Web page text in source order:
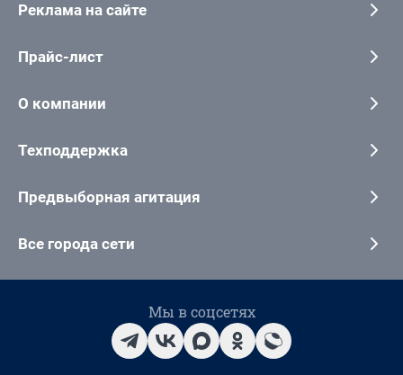
Реклама на сайте
Прайс-лист
О компании
Техподдержка
Предвыборная агитация
Все города сети
Мы в соцсетях